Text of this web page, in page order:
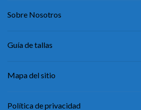
Sobre Nosotros
Guía de tallas
Mapa del sitio
Política de privacidad